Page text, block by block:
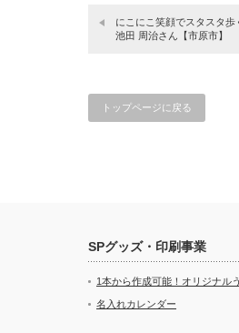
にこにこ笑顔でスタスタ
池田 周治さん【市原市】
トップページに戻る
SPグッズ・印刷事業
1本から作成可能！オリジナル
名入れカレンダー